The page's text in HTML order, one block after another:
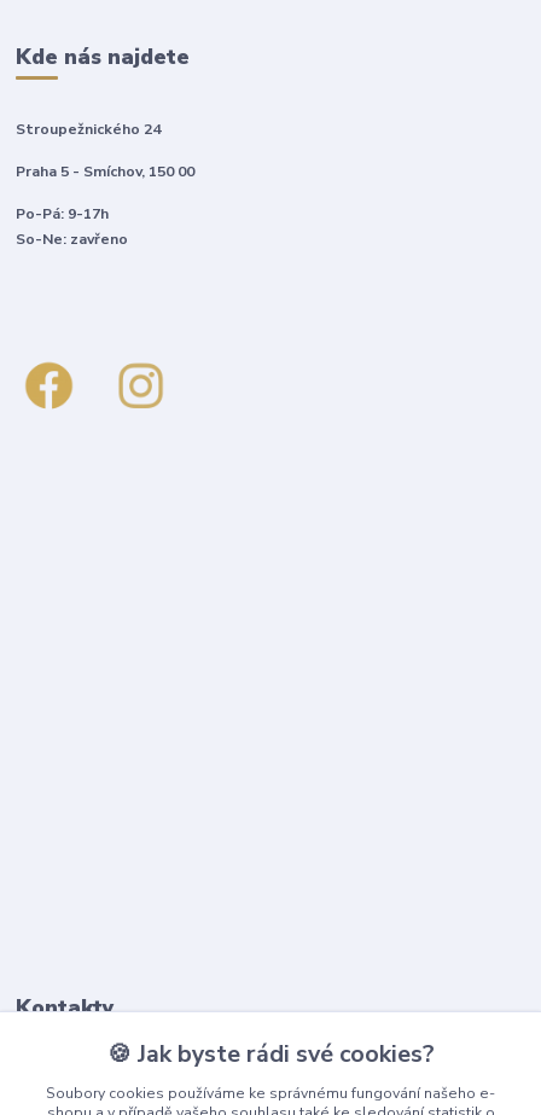
Kde nás najdete
Stroupežnického 24
Praha 5 - Smíchov, 150 00
Po-Pá: 9-17h
So-Ne: zavřeno
Kontakty
(Po-Pá, 9-17 hod.)
🍪 Jak byste rádi své cookies?
Soubory cookies používáme ke správnému fungování našeho e-